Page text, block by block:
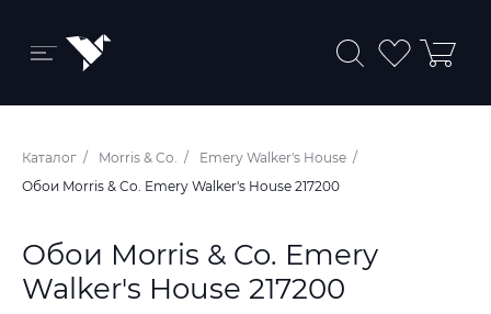
Бренды и коллекции
Ковры
Обои
Каталог Morris & Co.
Emery Walker's House
Обои Morris & Co. Emery Walker's House 217200
Обои Morris & Co. Emery
Walker's House 217200